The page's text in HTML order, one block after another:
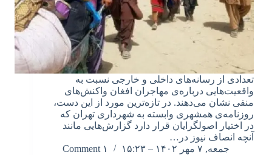
تعدادی از رسانه‌های داخلی و خارجی نسبت به
واقعیت‌هایی درباره‌ی مهاجران افغان واکنش‌های
منفی نشان می‌دهند. در تازه‌ترین مورد از این دست،
روزنامه‌ی همشهری وابسته به شهرداری تهران که
در اختیار اصولگرایان قرار دارد گزارش‌هایی مانند
آنچه انصاف نیوز در…
جمعه, ۷ مهر ۱۴۰۲ – ۱۵:۲۳
۱ Comment